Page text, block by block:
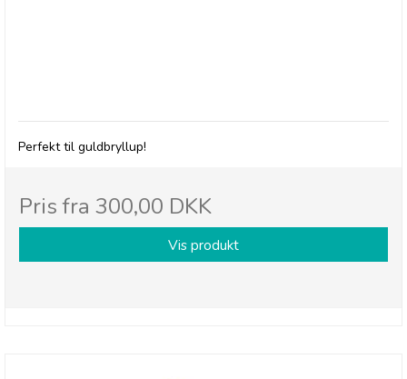
Perfekt til guldbryllup!
Pris fra 300,00 DKK
Vis produkt